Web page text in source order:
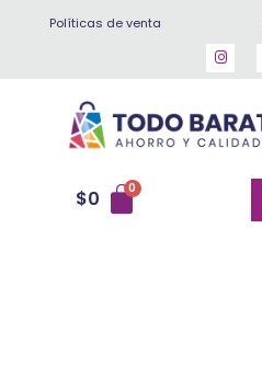
Políticas de venta
$0